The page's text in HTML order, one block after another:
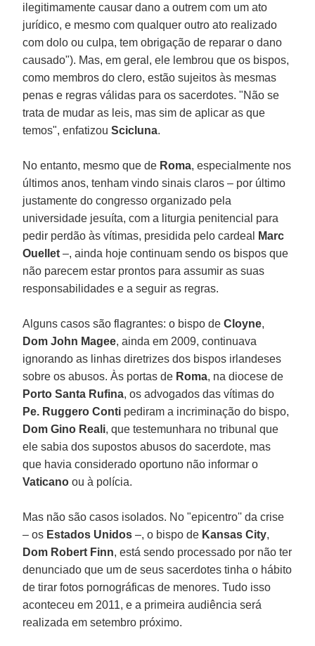
ilegitimamente causar dano a outrem com um ato
jurídico, e mesmo com qualquer outro ato realizado
com dolo ou culpa, tem obrigação de reparar o dano
causado"). Mas, em geral, ele lembrou que os bispos,
como membros do clero, estão sujeitos às mesmas
penas e regras válidas para os sacerdotes. "Não se
trata de mudar as leis, mas sim de aplicar as que
temos", enfatizouScicluna.
No entanto, mesmo que de Roma, especialmente nos
últimos anos, tenham vindo sinais claros – por último
justamente do congresso organizado pela
universidade jesuíta, com a liturgia penitencial para
pedir perdão às vítimas, presidida pelo cardeal
Marc
Ouellet–, ainda hoje continuam sendo os bispos que
não parecem estar prontos para assumir as suas
responsabilidades e a seguir as regras.
Alguns casos são flagrantes: o bispo deCloyne,
Dom John Magee, ainda em 2009, continuava
ignorando as linhas diretrizes dos bispos irlandeses
sobre os abusos. Às portas de Roma, na diocese de
Porto Santa Rufina, os advogados das vítimas do
Pe. Ruggero Conti pediram a incriminação do bispo,
Dom Gino Reali, que testemunhara no tribunal que
ele sabia dos supostos abusos do sacerdote, mas
que havia considerado oportuno não informar o
Vaticanoou à polícia.
Mas não são casos isolados. No "epicentro'' da crise
– os Estados Unidos–, o bispo de Kansas City,
Dom Robert Finn, está sendo processado por não ter
denunciado que um de seus sacerdotes tinha o hábito
de tirar fotos pornográficas de menores. Tudo isso
aconteceu em 2011, e a primeira audiência será
realizada em setembro próximo.